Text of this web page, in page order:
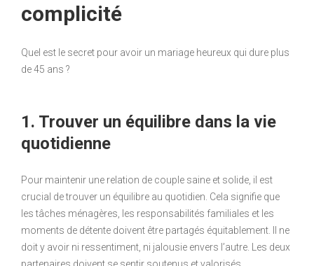
complicité
Quel est le secret pour avoir un mariage heureux qui dure plus
de 45 ans ?
1. Trouver un équilibre dans la vie
quotidienne
Pour maintenir une relation de couple saine et solide, il est
crucial de trouver un équilibre au quotidien. Cela signifie que
les tâches ménagères, les responsabilités familiales et les
moments de détente doivent être partagés équitablement. Il ne
doit y avoir ni ressentiment, ni jalousie envers l’autre. Les deux